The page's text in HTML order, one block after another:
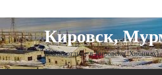
Кировск,
Все об отдыхе в Кировске(